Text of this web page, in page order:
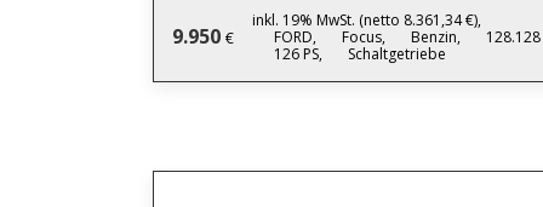
9.950 €
inkl. 19% MwSt. (netto 8.361,34 €),
FORD,
Focus, Benzin,
126 PS,
Schaltgetriebe